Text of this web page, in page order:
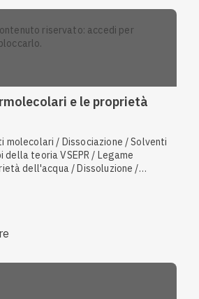
e le proprietà
molecolari / Dissociazione / Solventi
della teoria VSEPR / Legame
dell'acqua / Dissoluzione /